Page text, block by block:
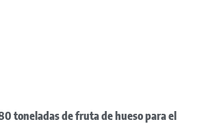
toneladas de fruta de hueso para el